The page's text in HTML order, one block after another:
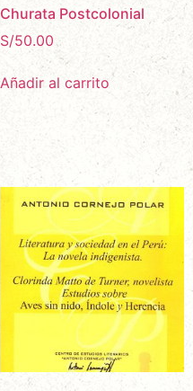
Churata Postcolonial
S/50.00
Añadir al carrito